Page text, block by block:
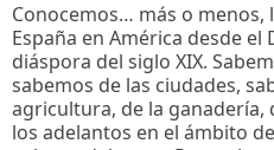
Conocemos… más o
España en América desde
diáspora del siglo XIX.
sabemos de las ciudades,
agricultura, de la
los adelantos en el ámbito